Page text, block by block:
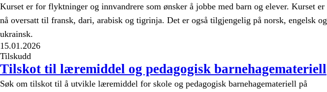
Kurset er for flyktninger og innvandrere som ønsker å jobbe med barn og elever. Kurset er
nå oversatt til fransk, dari, arabisk og tigrinja. Det er også tilgjengelig på norsk, engelsk og
ukrainsk.
15.01.2026
Tilskudd
Tilskot til læremiddel og pedagogisk barnehagemateriell
Søk om tilskot til å utvikle læremiddel for skole og pedagogisk barnehagemateriell på